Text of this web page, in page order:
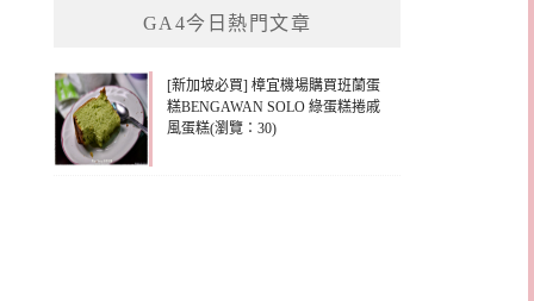
GA4今日熱門文章
[新加坡必買] 樟宜機場購買班蘭蛋
糕BENGAWAN SOLO 綠蛋糕捲戚
風蛋糕(瀏覽：30)